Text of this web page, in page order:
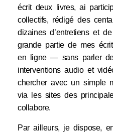
écrit deux livres, ai
collectifs, rédigé des
dizaines d’entretiens et
grande partie de mes
en ligne — sans parler
interventions audio et
chercher avec un simple
via les sites des
collabore.
Par ailleurs, je dispose,